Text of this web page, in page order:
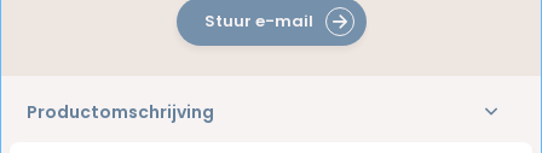
Productomschrijving
Stuur e-mail